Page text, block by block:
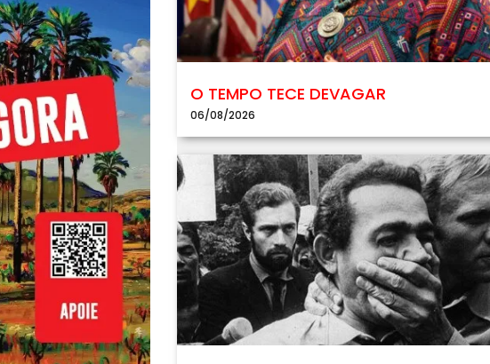
O TEMPO TECE DEVAGAR
06/08/2026